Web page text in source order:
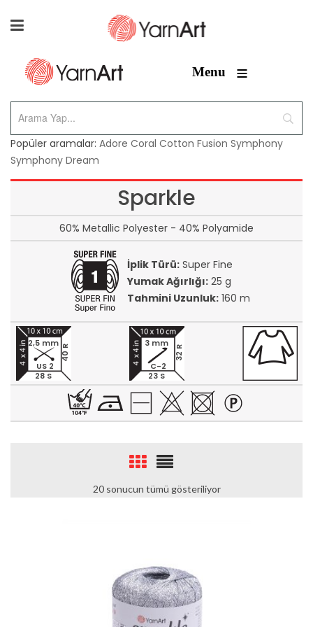
Menu ≡
Popüler aramalar: Adore Coral Cotton Fusion Symphony
Symphony Dream
Sparkle
60% Metallic Polyester - 40% Polyamide
İplik Türü: Super Fine
Yumak Ağırlığı: 25 g
Tahmini Uzunluk: 160 m
28 S
40 R
2,5 mm
US 2
23 S
32 R
3 mm
C-2
20 sonucun tümü gösteriliyor